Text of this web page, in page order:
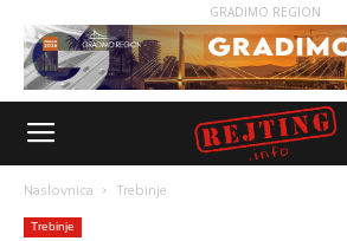
GRADIMO REGION
Naslovnica Trebinje
Trebinje